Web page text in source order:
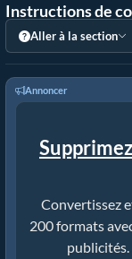
Instructions de
Aller à la section
Annoncer
Convertissez
200 formats